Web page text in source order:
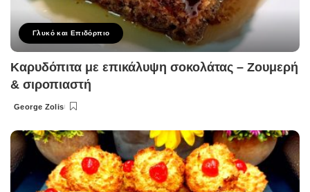
Γλυκό και Επιδόρπιο
Καρυδόπιτα με επικάλυψη σοκολάτας – Ζουμερή
& σιροπιαστή
Posted
George Zolis